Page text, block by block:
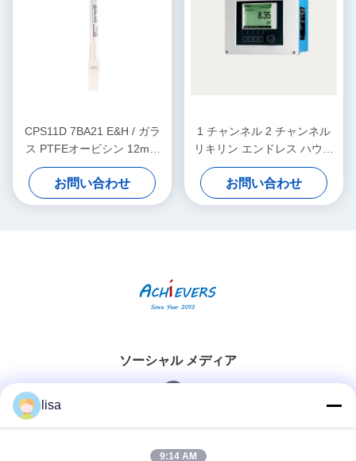
CPS11D 7BA21 E&H / ガラ
ス PTFEオービシン 12mm
エンドレス ハーザー 機器 デ
ジタル PH センサー
お問い合わせ
1 チャンネル 2 チャンネル
リキリン エンドレス ハウザ
ー レベル トランスミッター
CM442-AAM1A2F010A+AK
お問い合わせ
ソーシャル メディア
迅速な連絡
lisa
9:14 AM